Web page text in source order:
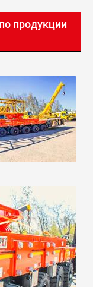
продукции